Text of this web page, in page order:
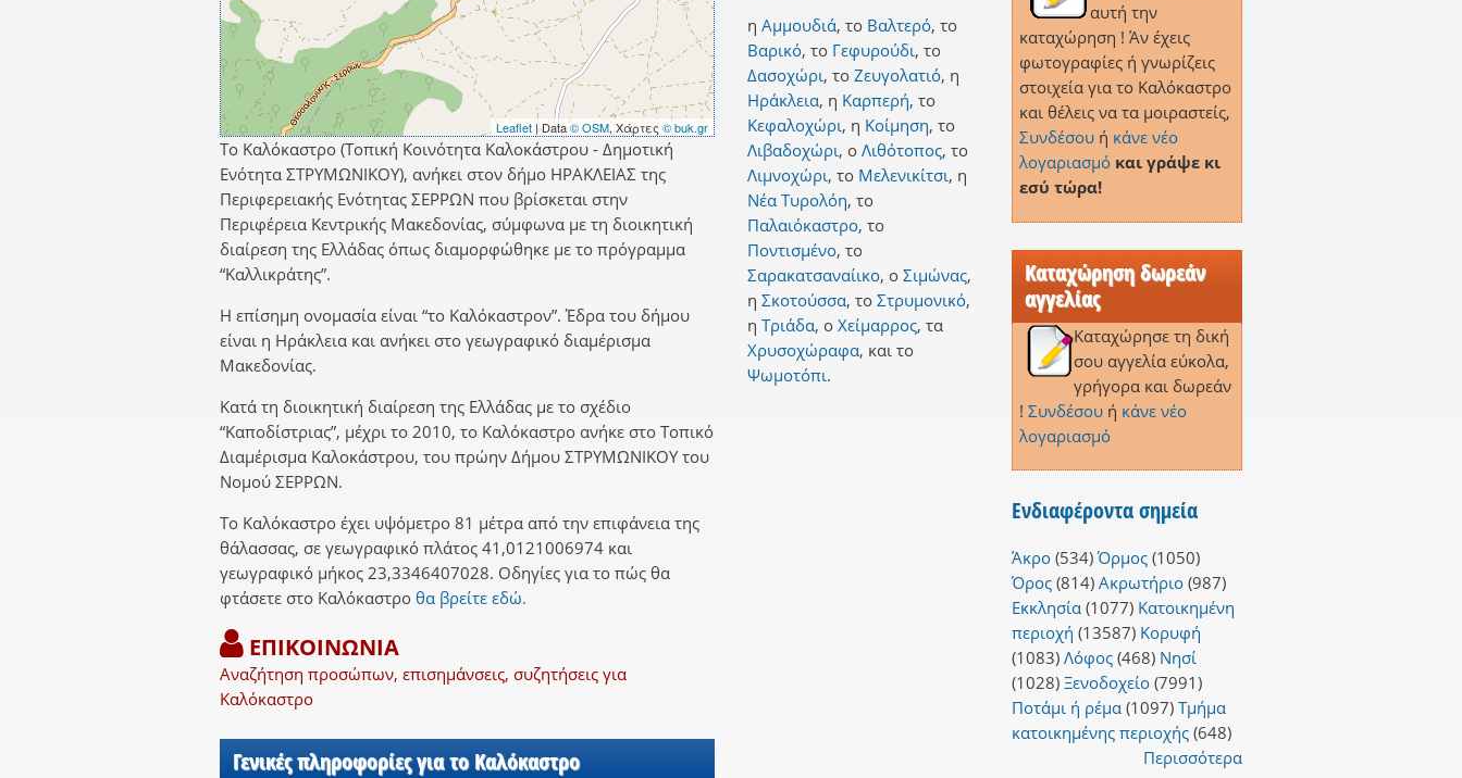
Leaflet | Data© OSM, Χάρτες © buk.gr
Το Καλόκαστρο (Τοπική Κοινότητα Καλοκάστρου - Δημοτική
Ενότητα ΣΤΡΥΜΩΝΙΚΟΥ), ανήκει στον δήμο ΗΡΑΚΛΕΙΑΣ της
Περιφερειακής Ενότητας ΣΕΡΡΩΝ που βρίσκεται στην
Περιφέρεια Κεντρικής Μακεδονίας, σύμφωνα με τη διοικητική
διαίρεση της Ελλάδας όπως διαμορφώθηκε με το πρόγραμμα
“Καλλικράτης”.
Η επίσημη ονομασία είναι “το Καλόκαστρον”. Έδρα του δήμου
είναι η Ηράκλεια και ανήκει στο γεωγραφικό διαμέρισμα
Μακεδονίας.
Κατά τη διοικητική διαίρεση της Ελλάδας με το σχέδιο
“Καποδίστριας”, μέχρι το 2010, το Καλόκαστρο ανήκε στο Τοπικό
Διαμέρισμα Καλοκάστρου, του πρώην Δήμου ΣΤΡΥΜΩΝΙΚΟΥ του
Νομού ΣΕΡΡΩΝ.
Το Καλόκαστρο έχει υψόμετρο 81 μέτρα από την επιφάνεια της
θάλασσας, σε γεωγραφικό πλάτος 41,0121006974 και
γεωγραφικό μήκος 23,3346407028. Οδηγίες για το πώς θα
φτάσετε στο Καλόκαστρο θα βρείτε εδώ.
ΕΠΙΚΟΙΝΩΝΙΑ
Αναζήτηση προσώπων, επισημάνσεις, συζητήσεις για
Καλόκαστρο
Γενικές πληροφορίες για το Καλόκαστρο
η Αμμουδιά, το Βαλτερό, το
Βαρικό, το Γεφυρούδι, το
Δασοχώρι, το Ζευγολατιό, η
Ηράκλεια, η Καρπερή, το
Κεφαλοχώρι, η Κοίμηση, το
Λιβαδοχώρι, ο Λιθότοπος, το
Λιμνοχώρι, το Μελενικίτσι, η
Νέα Τυρολόη, το
Παλαιόκαστρο, το
Ποντισμένο, το
Σαρακατσαναίικο, ο Σιμώνας,
η Σκοτούσσα, το Στρυμονικό,
η Τριάδα, ο Χείμαρρος, τα
Χρυσοχώραφα, και το
Ψωμοτόπι.
αυτή την
καταχώρηση ! Άν έχεις
φωτογραφίες ή γνωρίζεις
στοιχεία για το Καλόκαστρο
και θέλεις να τα μοιραστείς,
Συνδέσουή κάνε νέο
λογαριασμό και γράψε κι
εσύ τώρα!
Καταχώρηση δωρεάν
αγγελίας
Καταχώρησε τη δική
σου αγγελία εύκολα,
γρήγορα και δωρεάν
! Συνδέσουή κάνε νέο
λογαριασμό
Ενδιαφέροντα σημεία
Άκρο(534) Όρμος(1050)
Όρος(814) Ακρωτήριο(987)
Εκκλησία(1077) Κατοικημένη
περιοχή (13587) Κορυφή
(1083) Λόφος(468) Νησί
(1028) Ξενοδοχείο(7991)
Ποτάμι ή ρέμα(1097) Τμήμα
κατοικημένης περιοχής(648)
Περισσότερα